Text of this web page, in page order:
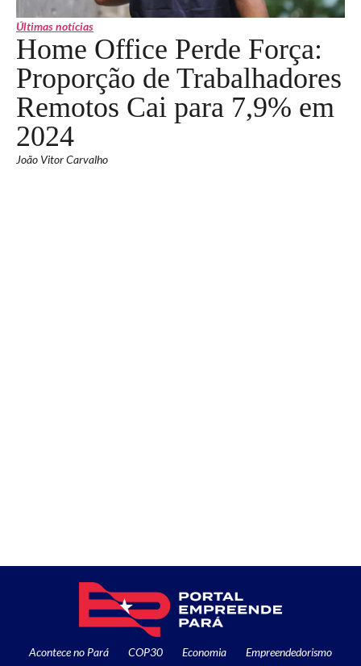
Últimas notícias
Home Office Perde Força:
Proporção de Trabalhadores
Remotos Cai para 7,9% em
2024
João Vitor Carvalho
Acontece no Pará COP30 Economia Empreendedorismo